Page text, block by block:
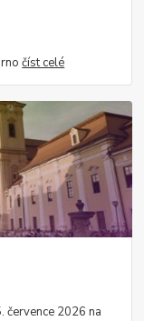
číst celé
července 2026 na